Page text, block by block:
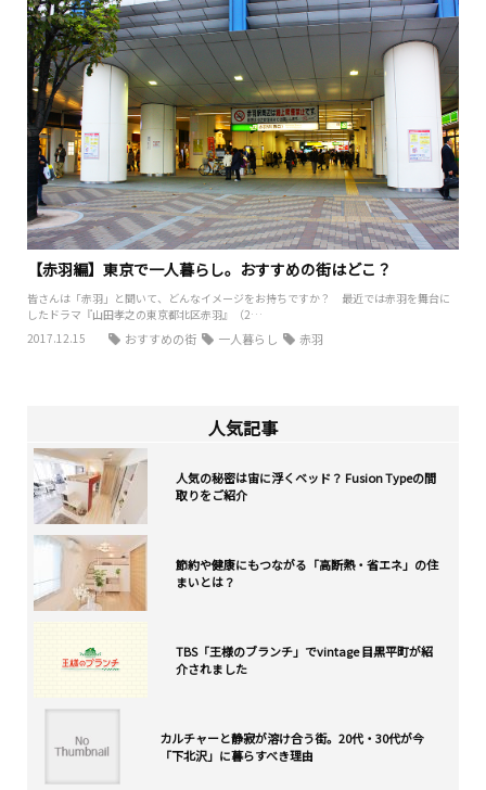
人気記事
人気の秘密は宙に浮くベッド？ Fusion Typeの間
取りをご紹介
節約や健康にもつながる「高断熱・省エネ」の住
まいとは？
TBS「王様のブランチ」でvintage 目黒平町が紹
介されました
カルチャーと静寂が溶け合う街。20代・30代が今
「下北沢」に暮らすべき理由
【赤羽編】東京で一人暮らし。おすすめの街はどこ？
皆さんは「赤羽」と聞いて、どんなイメージをお持ちですか？ 最近では赤羽を舞台に
したドラマ『山田孝之の東京都北区赤羽』（2…
2017.12.15
おすすめの街 一人暮らし 赤羽